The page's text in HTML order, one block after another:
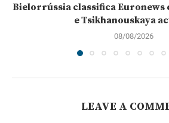
Bielorrússia classifica Euronews
e Tsikhanouskaya
08/08/2026
LEAVE A